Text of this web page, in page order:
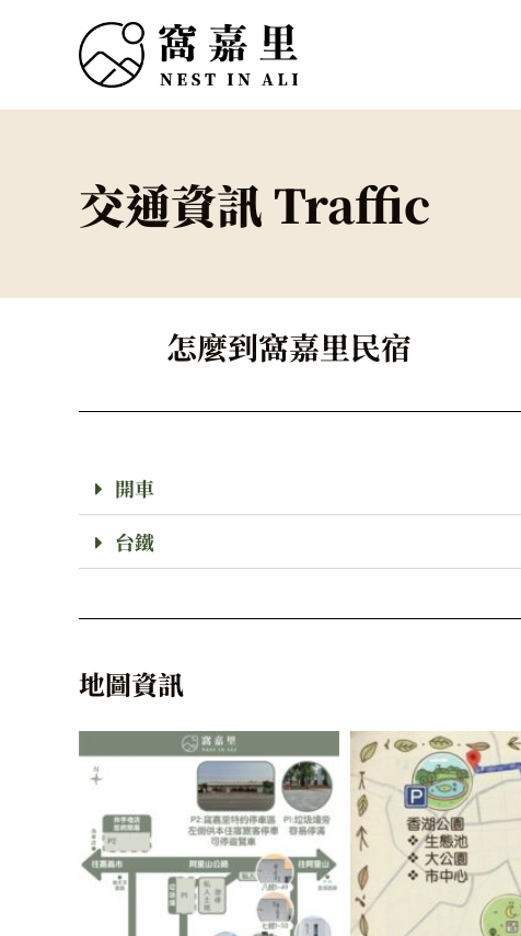
交通資訊 Traffic
怎麼到窩嘉里民宿
開車
台鐵
地圖資訊